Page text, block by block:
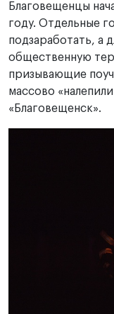
Благовещенцы
году. Отдельные
подзаработать, а
общественную
призывающие
массово
«Благовещенск».